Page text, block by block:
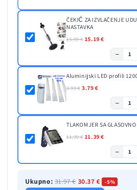
ČEKIĆ ZA IZVLAČENJE
NASTAVKA
15.99 € 15.19 €
− 1
Aluminijski LED profili
3.99 € 3.79 €
− 1
TLAKOMJER SA
11.99 € 11.39 €
− 1
Ukupno: 31.97 € 30.37 € -5%